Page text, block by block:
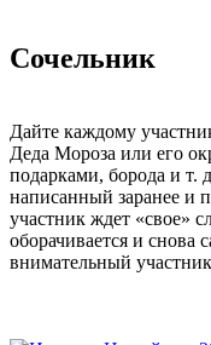
Сочельник
Дайте каждому
Деда Мороза или его
подарками, борода и т.
написанный заранее и
участник ждет «свое»
оборачивается и снова
внимательный